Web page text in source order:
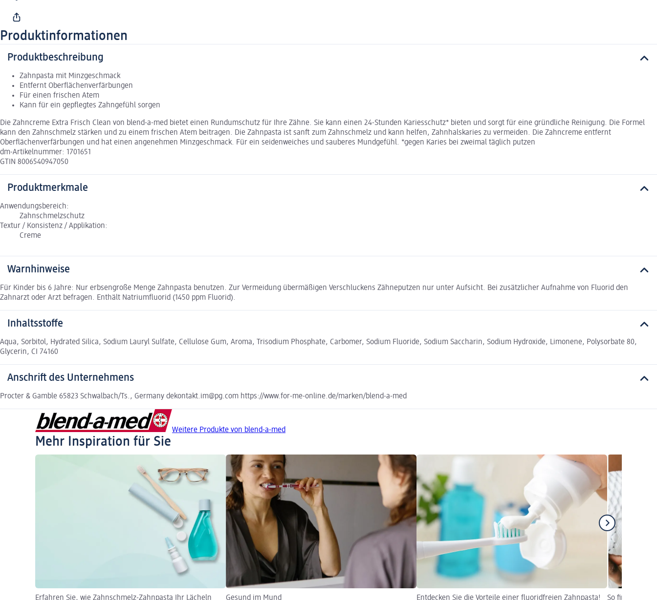
Produktinformationen
Produktbeschreibung
Zahnpasta mit Minzgeschmack
Entfernt Oberflächenverfärbungen
Für einen frischen Atem
Kann für ein gepflegtes Zahngefühl sorgen
Die Zahncreme Extra Frisch Clean von blend-a-med bietet einen Rundumschutz für Ihre Zähne. Sie kann einen 24-Stunden Kariesschutz* bieten und sorgt für eine gründliche Reinigung. Die Formel
kann den Zahnschmelz stärken und zu einem frischen Atem beitragen. Die Zahnpasta ist sanft zum Zahnschmelz und kann helfen, Zahnhalskaries zu vermeiden. Die Zahncreme entfernt
Oberflächenverfärbungen und hat einen angenehmen Minzgeschmack. Für ein seidenweiches und sauberes Mundgefühl. *gegen Karies bei zweimal täglich putzen
dm-Artikelnummer: 1701651
GTIN 8006540947050
Produktmerkmale
Anwendungsbereich:
Zahnschmelzschutz
Textur / Konsistenz / Applikation:
Creme
Warnhinweise
Für Kinder bis 6 Jahre: Nur erbsengroße Menge Zahnpasta benutzen. Zur Vermeidung übermäßigen Verschluckens Zähneputzen nur unter Aufsicht. Bei zusätzlicher Aufnahme von Fluorid den
Zahnarzt oder Arzt befragen. Enthält Natriumfluorid (1450 ppm Fluorid).
Inhaltsstoffe
Aqua, Sorbitol, Hydrated Silica, Sodium Lauryl Sulfate, Cellulose Gum, Aroma, Trisodium Phosphate, Carbomer, Sodium Fluoride, Sodium Saccharin, Sodium Hydroxide, Limonene, Polysorbate 80,
Glycerin, CI 74160
Anschrift des Unternehmens
Procter & Gamble 65823 Schwalbach/Ts., Germany dekontakt.im@pg.com https://www.for-me-online.de/marken/blend-a-med
Weitere Produkte von blend-a-med
Mehr Inspiration für Sie
Erfahren Sie, wie Zahnschmelz-Zahnpasta Ihr Lächeln
Gesund im Mund Entdecken Sie die Vorteile einer fluoridfreien Zahnpasta! So finden Sie